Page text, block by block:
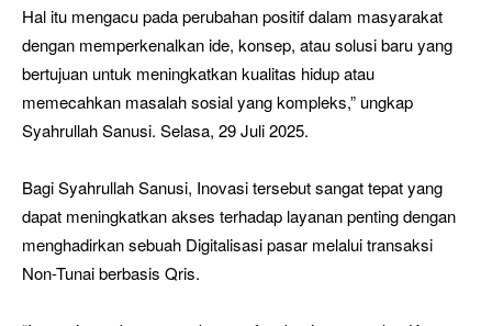
Hal itu mengacu pada perubahan positif dalam masyarakat
dengan memperkenalkan ide, konsep, atau solusi baru yang
bertujuan untuk meningkatkan kualitas hidup atau
memecahkan masalah sosial yang kompleks,” ungkap
Syahrullah Sanusi. Selasa, 29 Juli 2025.
Bagi Syahrullah Sanusi, Inovasi tersebut sangat tepat yang
dapat meningkatkan akses terhadap layanan penting dengan
menghadirkan sebuah Digitalisasi pasar melalui transaksi
Non-Tunai berbasis Qris.